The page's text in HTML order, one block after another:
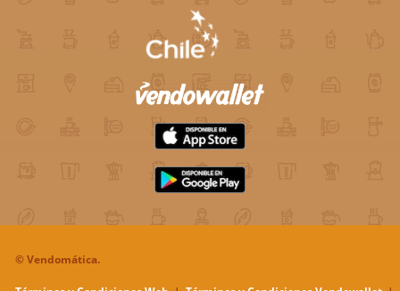
©Vendomática.